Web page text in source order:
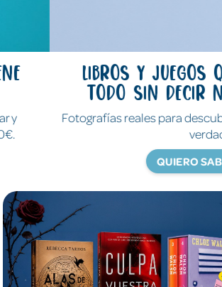
Libros y juegos que
todo sin decir ni una
Fotografías reales para descubrir y
QUIERO SABER MÁS